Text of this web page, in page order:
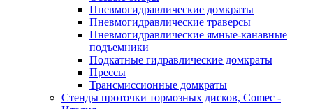
Пневмогидравлические домкраты
Пневмогидравлические траверсы
Пневмогидравлические ямные-канавные
подъемники
Подкатные гидравлические домкраты
Прессы
Трансмиссионные домкраты
Стенды проточки тормозных дисков, Comec -